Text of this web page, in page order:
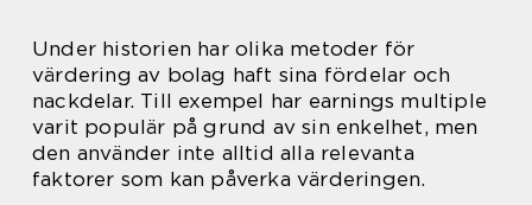
Under historien har olika metoder för
värdering av bolag haft sina fördelar och
nackdelar. Till exempel har earnings multiple
varit populär på grund av sin enkelhet, men
den använder inte alltid alla relevanta
faktorer som kan påverka värderingen.